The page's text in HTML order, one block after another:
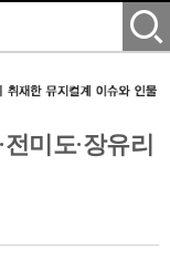
전미도·장유리